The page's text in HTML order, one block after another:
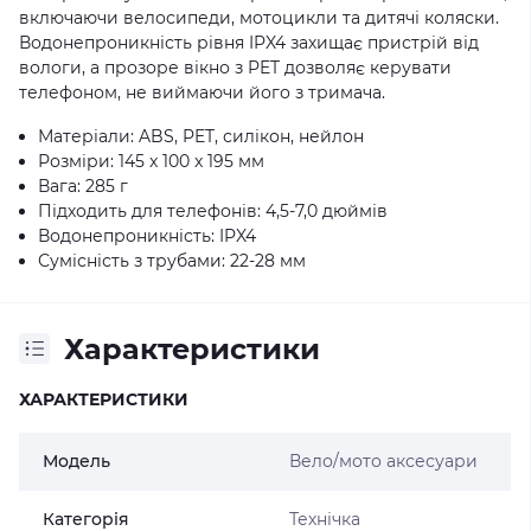
включаючи велосипеди, мотоцикли та дитячі коляски.
Водонепроникність рівня IPX4 захищає пристрій від
вологи, а прозоре вікно з PET дозволяє керувати
телефоном, не виймаючи його з тримача.
Матеріали: ABS, PET, силікон, нейлон
Розміри: 145 x 100 x 195 мм
Вага: 285 г
Підходить для телефонів: 4,5-7,0 дюймів
Водонепроникність: IPX4
Сумісність з трубами: 22-28 мм
Характеристики
ХАРАКТЕРИСТИКИ
Модель Вело/мото аксесуари
Категорія Технічка